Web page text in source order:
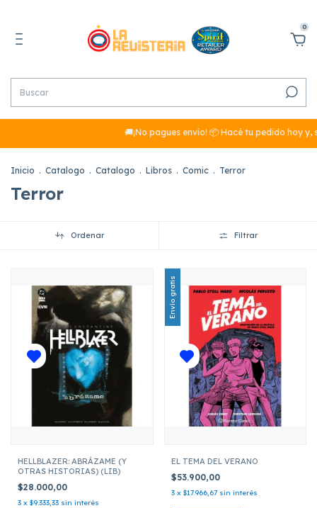
0
🚚¡No pagues envío! 📦 Hacé tu pedido hoy
Inicio . Catalogo . Catalogo . Libros . Comic . Terror
Terror
Ordenar Filtrar
HELLBLAZER: ABRÁZAME (Y
OTRAS HISTORIAS) (LIB)
$28.000,00
3 x $9.333,33 sin interés
Envío gratis
EL TEMA DEL VERANO
$53.900,00
3 x $17.966,67 sin interés